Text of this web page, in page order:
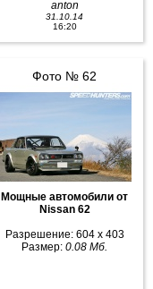
anton
31.10.14
16:20
Фото № 62
Мощные автомобили от
Nissan 62
Разрешение: 604 x 403
Размер: 0.08 Мб.